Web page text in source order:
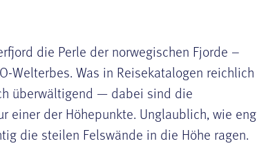
die Perle der norwegischen Fjorde –
Welterbes. Was in Reisekatalogen reichlich
überwältigend — dabei sind die
einer der Höhepunkte. Unglaublich, wie eng
die steilen Felswände in die Höhe ragen.